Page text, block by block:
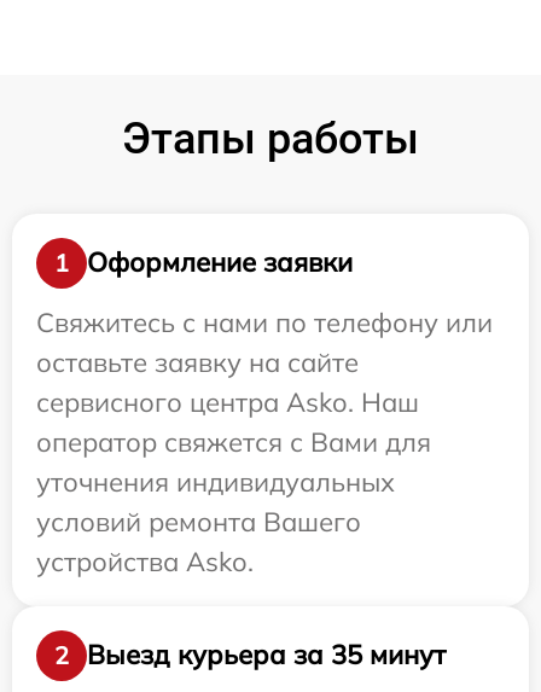
Этапы работы
1
Оформление заявки
Свяжитесь с нами по телефону или
оставьте заявку на сайте
сервисного центра Asko. Наш
оператор свяжется с Вами для
уточнения индивидуальных
условий ремонта Вашего
устройства Asko.
2
Выезд курьера за 35 минут